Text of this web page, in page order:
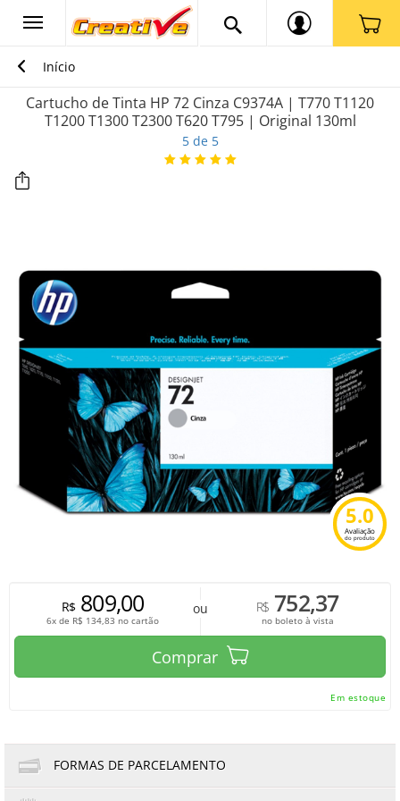
Início
Cartucho de Tinta HP 72 Cinza C9374A | T770 T1120
T1200 T1300 T2300 T620 T795 | Original 130ml
5 de 5
5.0
Avaliação
do produto
R$809,00
6x de R$ 134,83 no cartão
ou R$ 752,37
no boleto à vista
Comprar
Em estoque
FORMAS DE PARCELAMENTO